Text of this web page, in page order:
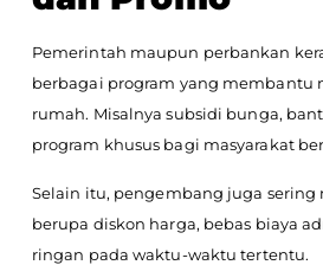
Pemerintah maupun perbankan
berbagai program yang membantu
rumah. Misalnya subsidi bunga,
program khusus bagi masyarakat
Selain itu, pengembang juga sering
berupa diskon harga, bebas biaya
ringan pada waktu-waktu tertentu.